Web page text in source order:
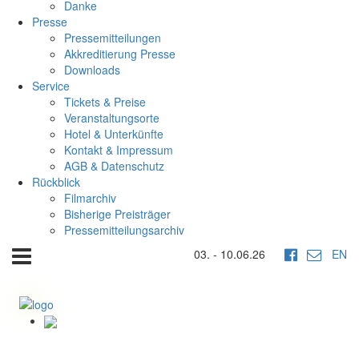
Danke
Presse
Pressemitteilungen
Akkreditierung Presse
Downloads
Service
Tickets & Preise
Veranstaltungsorte
Hotel & Unterkünfte
Kontakt & Impressum
AGB & Datenschutz
Rückblick
Filmarchiv
Bisherige Preisträger
Pressemitteilungsarchiv
03. - 10.06.26
EN